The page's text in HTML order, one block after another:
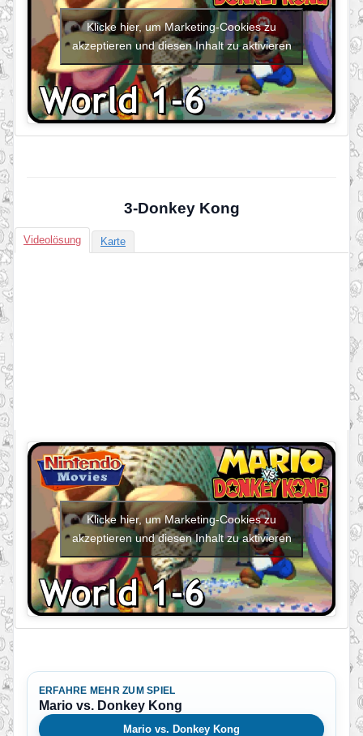
Klicke hier, um Marketing-Cookies zu
akzeptieren und diesen Inhalt zu aktivieren
3-Donkey Kong
Videolösung Karte
Klicke hier, um Marketing-Cookies zu
akzeptieren und diesen Inhalt zu aktivieren
ERFAHRE MEHR ZUM SPIEL
Mario vs. Donkey Kong
Mario vs. Donkey Kong